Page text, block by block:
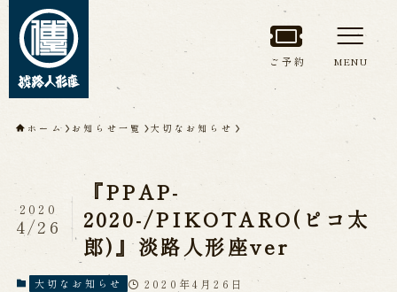
トップページ
淡路人形座について
淡路人形座とは
座員紹介
人間国宝 故鶴澤友路師匠
淡路人形座の成り立ち
淡路人形座で研修した人々
淡路人形浄瑠璃を受け継いで
ご予約 MENU
ホーム お知らせ一覧 大切なお知らせ
『PPAP-
2020-/PIKOTARO(ピコ太
郎)』淡路人形座ver
2020
4/26
大切なお知らせ 2020年4月26日